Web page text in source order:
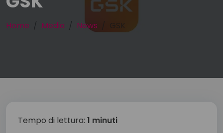
Home Media News GSK
Tempo di lettura: 1 minuti